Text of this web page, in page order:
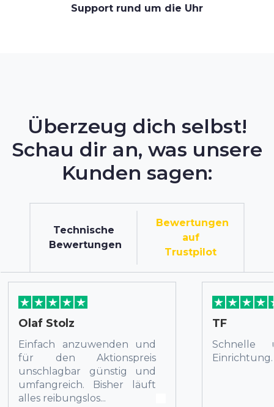
Support rund um die Uhr
Überzeug dich selbst!
Schau dir an, was unsere
Kunden sagen:
Technische
Bewertungen
Bewertungen
auf
Trustpilot
Olaf Stolz
Einfach anzuwenden und
für den Aktionspreis
unschlagbar günstig und
umfangreich. Bisher läuft
alles reibungslos...
TF
Schnelle
Einrichtung.